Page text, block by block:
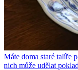
Máte doma staré talíře
nich může udělat